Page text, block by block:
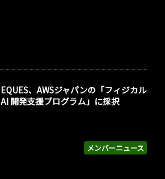
メンバーニュース
EQUES、AWSジャパンの「フィジカル
AI 開発支援プログラム」に採択